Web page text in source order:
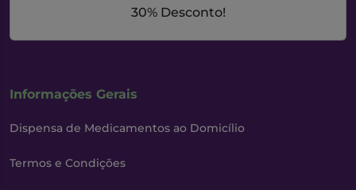
30% Desconto!
Informações Gerais
Dispensa de Medicamentos ao Domicílio
Termos e Condições